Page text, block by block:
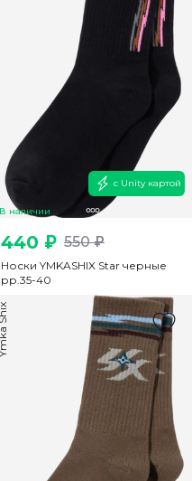
В наличии
с Unity картой
440 ₽ 550 ₽
Носки YMKASHIX Star черные
рр.35-40
Ymka Shix